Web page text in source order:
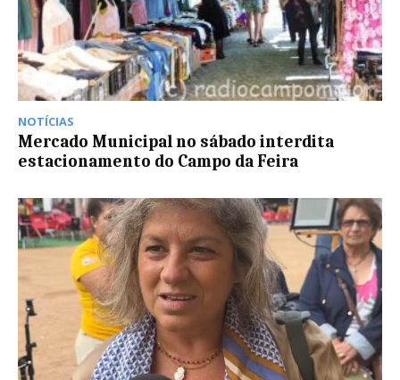
NOTÍCIAS
Mercado Municipal no sábado interdita
estacionamento do Campo da Feira